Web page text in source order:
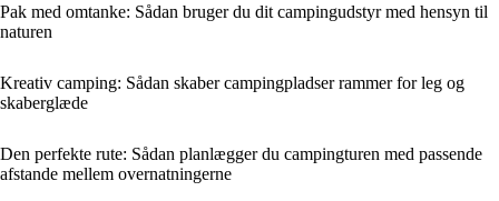
Pak med omtanke: Sådan bruger du dit campingudstyr med hensyn til
naturen
Kreativ camping: Sådan skaber campingpladser rammer for leg og
skaberglæde
Den perfekte rute: Sådan planlægger du campingturen med passende
afstande mellem overnatningerne